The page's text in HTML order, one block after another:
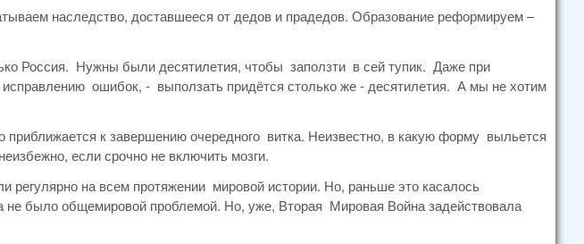
наследство, доставшееся от дедов и прадедов. Образование реформируем –
Россия. Нужны были десятилетия, чтобы заползти в сей тупик. Даже при
ошибок, - выползать придётся столько же - десятилетия. А мы не хотим
приближается к завершению очередного витка. Неизвестно, в какую форму выльется
если срочно не включить мозги.
регулярно на всем протяжении мировой истории. Но, раньше это касалось
не было общемировой проблемой. Но, уже, Вторая Мировая Война задействовала